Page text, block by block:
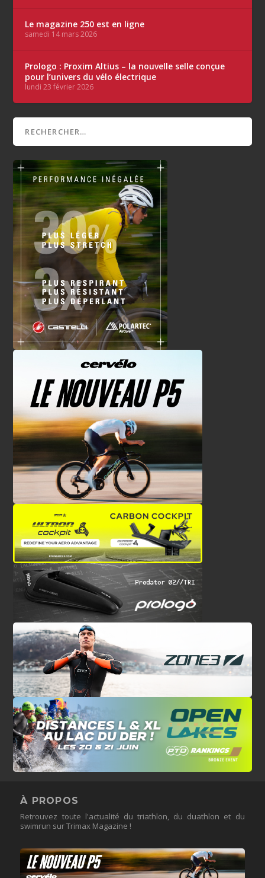
Le magazine 250 est en ligne
samedi 14 mars 2026
Prologo : Proxim Altius – la nouvelle selle conçue
pour l’univers du vélo électrique
lundi 23 février 2026
À PROPOS
Retrouvez toute l'actualité du triathlon, du duathlon et du
swimrun sur Trimax Magazine !